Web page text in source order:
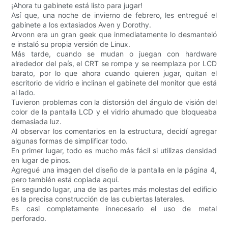
¡Ahora tu gabinete está listo para jugar!
Así que, una noche de invierno de febrero, les entregué el
gabinete a los extasiados Aven y Dorothy.
Arvonn era un gran geek que inmediatamente lo desmanteló
e instaló su propia versión de Linux.
Más tarde, cuando se mudan o juegan con hardware
alrededor del país, el CRT se rompe y se reemplaza por LCD
barato, por lo que ahora cuando quieren jugar, quitan el
escritorio de vidrio e inclinan el gabinete del monitor que está
al lado.
Tuvieron problemas con la distorsión del ángulo de visión del
color de la pantalla LCD y el vidrio ahumado que bloqueaba
demasiada luz.
Al observar los comentarios en la estructura, decidí agregar
algunas formas de simplificar todo.
En primer lugar, todo es mucho más fácil si utilizas densidad
en lugar de pinos.
Agregué una imagen del diseño de la pantalla en la página 4,
pero también está copiada aquí.
En segundo lugar, una de las partes más molestas del edificio
es la precisa construcción de las cubiertas laterales.
Es casi completamente innecesario el uso de metal
perforado.